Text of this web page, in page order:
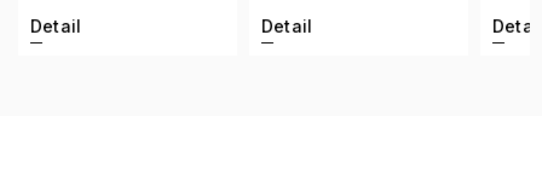
Detail Detail